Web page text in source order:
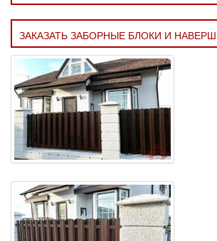
ЗАКАЗАТЬ ЗАБОРНЫЕ БЛОКИ И